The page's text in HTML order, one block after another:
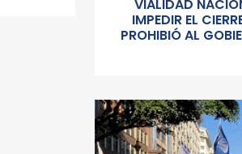
VIALIDAD
IMPEDIR EL
PROHIBIÓ AL